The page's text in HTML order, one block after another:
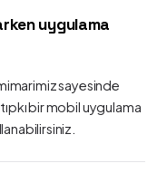
uygulama
sayesinde
bir mobil uygulama